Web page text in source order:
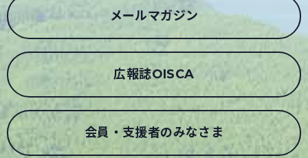
メールマガジン
広報誌OISCA
会員・支援者のみなさま